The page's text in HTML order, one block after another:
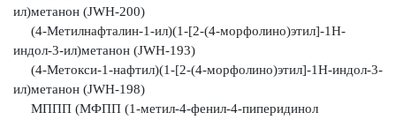
ил)метанон (JWH-200)
(4-Метилнафталин-1-ил)(1-[2-(4-морфолино)этил]-1H-
индол-3-ил)метанон (JWH-193)
(4-Метокси-1-нафтил)(1-[2-(4-морфолино)этил]-1H-индол-3-
ил)метанон (JWH-198)
МППП (МФПП (1-метил-4-фенил-4-пиперидинол